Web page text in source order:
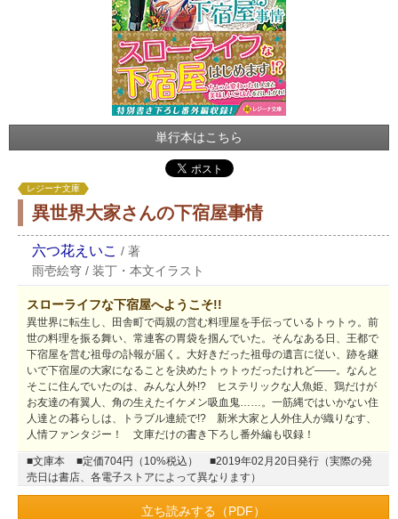
単行本はこちら
レジーナ文庫
異世界大家さんの下宿屋事情
六つ花えいこ / 著
雨壱絵穹 / 装丁・本文イラスト
スローライフな下宿屋へようこそ!!
異世界に転生し、田舎町で両親の営む料理屋を手伝っているトゥトゥ。前
世の料理を振る舞い、常連客の胃袋を掴んでいた。そんなある日、王都で
下宿屋を営む祖母の訃報が届く。大好きだった祖母の遺言に従い、跡を継
いで下宿屋の大家になることを決めたトゥトゥだったけれど――。なんと
そこに住んでいたのは、みんな人外!? ヒステリックな人魚姫、鶏だけが
お友達の有翼人、角の生えたイケメン吸血鬼……。一筋縄ではいかない住
人達との暮らしは、トラブル連続で!? 新米大家と人外住人が織りなす、
人情ファンタジー！ 文庫だけの書き下ろし番外編も収録！
■文庫本 ■定価704円（10%税込）
■2019年02月20日発行（実際の発
売日は書店、各電子ストアによって異なります）
立ち読みする（PDF）